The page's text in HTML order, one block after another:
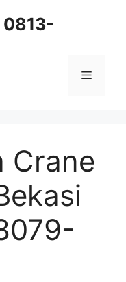
0813-
Menu
Crane